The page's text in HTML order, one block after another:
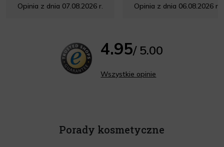
Opinia z dnia 07.08.2026 r. Opinia z dnia 06.08.2026 r.
4.95/ 5.00
Wszystkie opinie
Porady kosmetyczne